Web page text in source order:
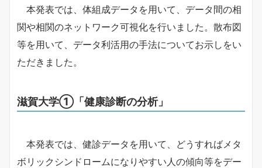
本発表では、体組成データを用いて、データ間の相
関や相関のネットワーク可視化を行いました。散布図
等を用いて、データ利活用の手法についてお示しをい
ただきました。
滋賀大学①「健康診断の分析」
本発表では、健診データを用いて、どうすればメタ
ボリックシンドロームになりやすい人の傾向等をデー